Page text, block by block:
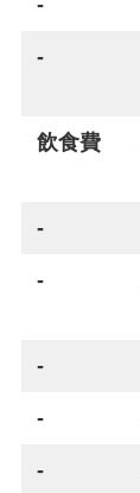
-
-
飲食費
-
-
-
-
-